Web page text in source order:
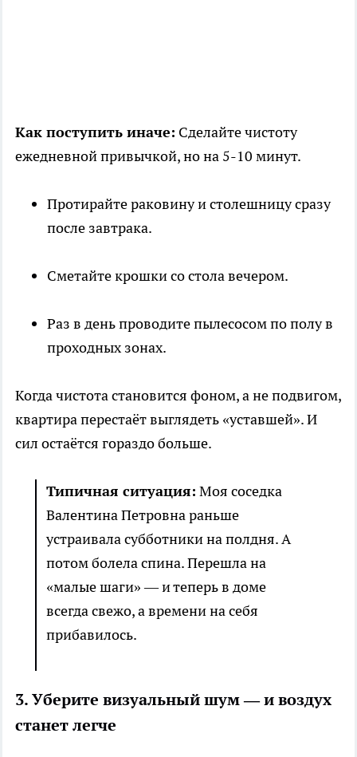
Как поступить иначе: Сделайте чистоту
ежедневной привычкой, но на 5-10 минут.
Протирайте раковину и столешницу сразу
после завтрака.
Сметайте крошки со стола вечером.
Раз в день проводите пылесосом по полу в
проходных зонах.
Когда чистота становится фоном, а не подвигом,
квартира перестаёт выглядеть «уставшей». И
сил остаётся гораздо больше.
Типичная ситуация: Моя соседка
Валентина Петровна раньше
устраивала субботники на полдня. А
потом болела спина. Перешла на
«малые шаги» — и теперь в доме
всегда свежо, а времени на себя
прибавилось.
3. Уберите визуальный шум — и воздух
станет легче